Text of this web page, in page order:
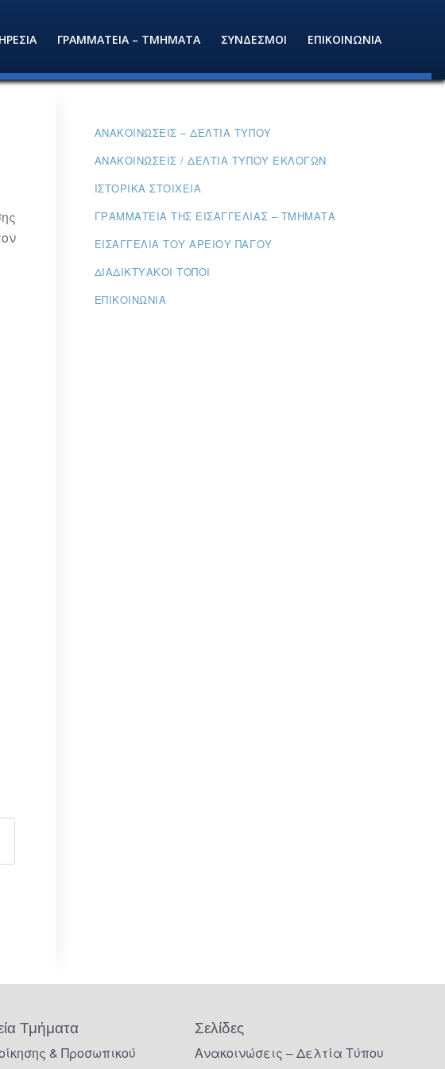
ΓΡΑΜΜΑΤΕΙΑ – ΤΜΗΜΑΤΑ ΣΥΝΔΕΣΜΟΙ ΕΠΙΚΟΙΝΩΝΙΑ
ΑΝΑΚΟΙΝΏΣΕΙΣ – ΔΕΛΤΊΑ ΤΎΠΟΥ
ΑΝΑΚΟΙΝΏΣΕΙΣ / ΔΕΛΤΊΑ ΤΎΠΟΥ ΕΚΛΟΓΏΝ
ΙΣΤΟΡΙΚΆ ΣΤΟΙΧΕΊΑ
ΓΡΑΜΜΑΤΕΊΑ ΤΗΣ ΕΙΣΑΓΓΕΛΊΑΣ – ΤΜΉΜΑΤΑ
ΕΙΣΑΓΓΕΛΊΑ ΤΟΥ ΑΡΕΊΟΥ ΠΆΓΟΥ
ΔΙΑΔΙΚΤΥΑΚΟΊ ΤΌΠΟΙ
ΕΠΙΚΟΙΝΩΝΊΑ
Τμήματα
& Προσωπικού
Σελίδες
Ανακοινώσεις – Δελτία Τύπου